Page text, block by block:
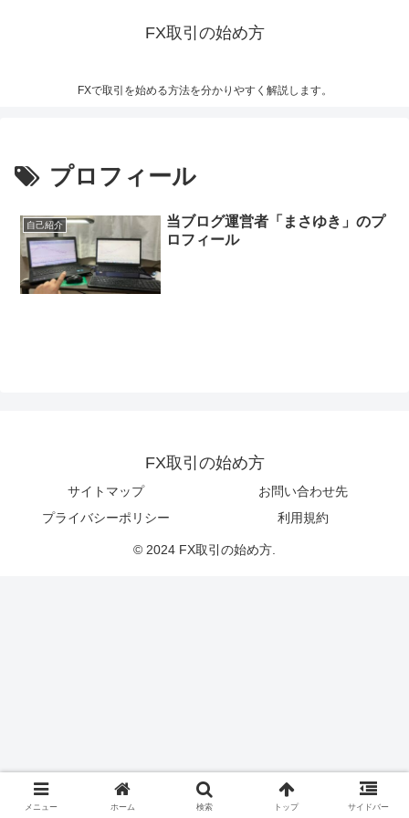
FX取引の始め方
FXで取引を始める方法を分かりやすく解説します。
プロフィール
自己紹介
当ブログ運営者「まさゆき」のプ
ロフィール
FX取引の始め方
サイトマップ
お問い合わせ先
プライバシーポリシー
利用規約
© 2024 FX取引の始め方.
メニュー ホーム 検索 トップ サイドバー